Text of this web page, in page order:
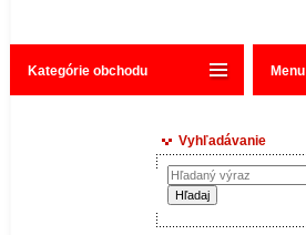
Kategórie obchodu
Vyhľadávanie
Menu